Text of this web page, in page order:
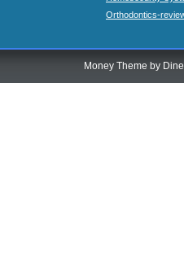
Orthodontics-
Money Theme by